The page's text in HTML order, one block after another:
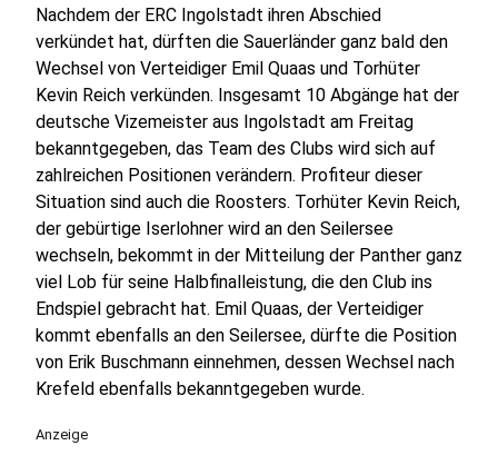
Nachdem der ERC Ingolstadt ihren Abschied
verkündet hat, dürften die Sauerländer ganz bald den
Wechsel von Verteidiger Emil Quaas und Torhüter
Kevin Reich verkünden. Insgesamt 10 Abgänge hat der
deutsche Vizemeister aus Ingolstadt am Freitag
bekanntgegeben, das Team des Clubs wird sich auf
zahlreichen Positionen verändern. Profiteur dieser
Situation sind auch die Roosters. Torhüter Kevin Reich,
der gebürtige Iserlohner wird an den Seilersee
wechseln, bekommt in der Mitteilung der Panther ganz
viel Lob für seine Halbfinalleistung, die den Club ins
Endspiel gebracht hat. Emil Quaas, der Verteidiger
kommt ebenfalls an den Seilersee, dürfte die Position
von Erik Buschmann einnehmen, dessen Wechsel nach
Krefeld ebenfalls bekanntgegeben wurde.
Anzeige